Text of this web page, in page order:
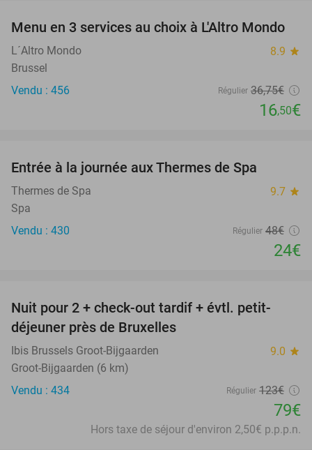
55%
Menu en 3 services au choix à L'Altro Mondo
L´Altro Mondo 8.9 star
Brussel
Vendu : 456
Régulier 36,75€
16,50€
Entrée à la journée aux Thermes de Spa
Thermes de Spa 9.7 star
Spa
Vendu : 430
Régulier 48€
24€
36%
Nuit pour 2 + check-out tardif + évtl. petit-
déjeuner près de Bruxelles
Ibis Brussels Groot-Bijgaarden 9.0 star
Groot-Bijgaarden (6 km)
Vendu : 434
Régulier 123€
79€
Hors taxe de séjour d'environ 2,50€ p.p.p.n.